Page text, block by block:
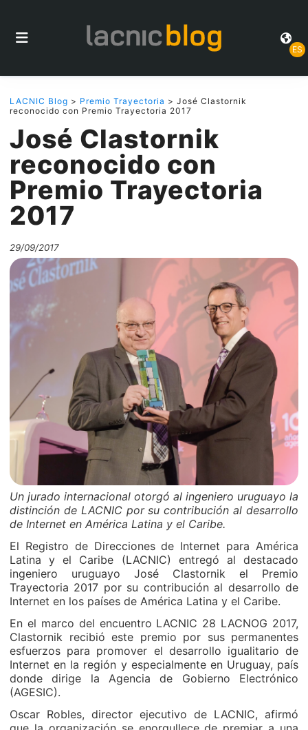
ES
LACNIC Blog > Premio Trayectoria > José Clastornik
reconocido con Premio Trayectoria 2017
José Clastornik
reconocido con
Premio Trayectoria
2017
29/09/2017
Un jurado internacional otorgó al ingeniero uruguayo la
distinción de LACNIC por su contribución al desarrollo
de Internet en América Latina y el Caribe.
El Registro de Direcciones de Internet para América
Latina y el Caribe (LACNIC) entregó al destacado
ingeniero uruguayo José Clastornik el Premio
Trayectoria 2017 por su contribución al desarrollo de
Internet en los países de América Latina y el Caribe.
En el marco del encuentro LACNIC 28 LACNOG 2017,
Clastornik recibió este premio por sus permanentes
esfuerzos para promover el desarrollo igualitario de
Internet en la región y especialmente en Uruguay, país
donde dirige la Agencia de Gobierno Electrónico
(AGESIC).
Oscar Robles, director ejecutivo de LACNIC, afirmó